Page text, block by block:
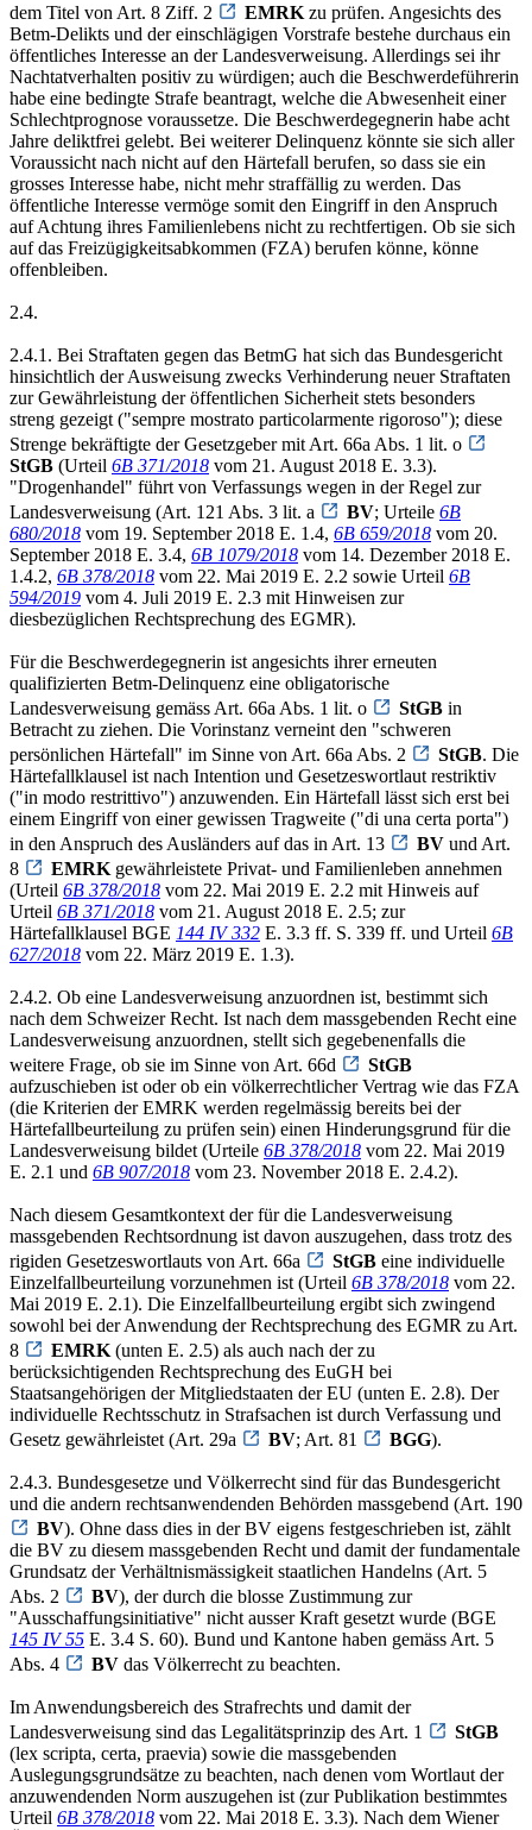
dem Titel von Art. 8 Ziff. 2
EMRK zu prüfen. Angesichts des
Betm-Delikts und der einschlägigen Vorstrafe bestehe durchaus ein
öffentliches Interesse an der Landesverweisung. Allerdings sei ihr
Nachtatverhalten positiv zu würdigen; auch die Beschwerdeführerin
habe eine bedingte Strafe beantragt, welche die Abwesenheit einer
Schlechtprognose voraussetze. Die Beschwerdegegnerin habe acht
Jahre deliktfrei gelebt. Bei weiterer Delinquenz könnte sie sich aller
Voraussicht nach nicht auf den Härtefall berufen, so dass sie ein
grosses Interesse habe, nicht mehr straffällig zu werden. Das
öffentliche Interesse vermöge somit den Eingriff in den Anspruch
auf Achtung ihres Familienlebens nicht zu rechtfertigen. Ob sie sich
auf das Freizügigkeitsabkommen (FZA) berufen könne, könne
offenbleiben.
2.4.
2.4.1. Bei Straftaten gegen das BetmG hat sich das Bundesgericht
hinsichtlich der Ausweisung zwecks Verhinderung neuer Straftaten
zur Gewährleistung der öffentlichen Sicherheit stets besonders
streng gezeigt ("sempre mostrato particolarmente rigoroso"); diese
Strenge bekräftigte der Gesetzgeber mit Art. 66a Abs. 1 lit. o
StGB (Urteil 6B 371/2018 vom 21. August 2018 E. 3.3).
"Drogenhandel" führt von Verfassungs wegen in der Regel zur
Landesverweisung (Art. 121 Abs. 3 lit. a
BV; Urteile 6B
680/2018 vom 19. September 2018 E. 1.4, 6B 659/2018 vom 20.
September 2018 E. 3.4, 6B 1079/2018 vom 14. Dezember 2018 E.
1.4.2, 6B 378/2018 vom 22. Mai 2019 E. 2.2 sowie Urteil 6B
594/2019 vom 4. Juli 2019 E. 2.3 mit Hinweisen zur
diesbezüglichen Rechtsprechung des EGMR).
Für die Beschwerdegegnerin ist angesichts ihrer erneuten
qualifizierten Betm-Delinquenz eine obligatorische
Landesverweisung gemäss Art. 66a Abs. 1 lit. o
StGB in
Betracht zu ziehen. Die Vorinstanz verneint den "schweren
persönlichen Härtefall" im Sinne von Art. 66a Abs. 2
StGB. Die
Härtefallklausel ist nach Intention und Gesetzeswortlaut restriktiv
("in modo restrittivo") anzuwenden. Ein Härtefall lässt sich erst bei
einem Eingriff von einer gewissen Tragweite ("di una certa porta")
in den Anspruch des Ausländers auf das in Art. 13
BV und Art.
8
EMRK gewährleistete Privat- und Familienleben annehmen
(Urteil 6B 378/2018 vom 22. Mai 2019 E. 2.2 mit Hinweis auf
Urteil 6B 371/2018 vom 21. August 2018 E. 2.5; zur
Härtefallklausel BGE 144 IV 332 E. 3.3 ff. S. 339 ff. und Urteil 6B
627/2018 vom 22. März 2019 E. 1.3).
2.4.2. Ob eine Landesverweisung anzuordnen ist, bestimmt sich
nach dem Schweizer Recht. Ist nach dem massgebenden Recht eine
Landesverweisung anzuordnen, stellt sich gegebenenfalls die
weitere Frage, ob sie im Sinne von Art. 66d
StGB
aufzuschieben ist oder ob ein völkerrechtlicher Vertrag wie das FZA
(die Kriterien der EMRK werden regelmässig bereits bei der
Härtefallbeurteilung zu prüfen sein) einen Hinderungsgrund für die
Landesverweisung bildet (Urteile 6B 378/2018 vom 22. Mai 2019
E. 2.1 und 6B 907/2018 vom 23. November 2018 E. 2.4.2).
Nach diesem Gesamtkontext der für die Landesverweisung
massgebenden Rechtsordnung ist davon auszugehen, dass trotz des
rigiden Gesetzeswortlauts von Art. 66a
StGB eine individuelle
Einzelfallbeurteilung vorzunehmen ist (Urteil 6B 378/2018 vom 22.
Mai 2019 E. 2.1). Die Einzelfallbeurteilung ergibt sich zwingend
sowohl bei der Anwendung der Rechtsprechung des EGMR zu Art.
8
EMRK (unten E. 2.5) als auch nach der zu
berücksichtigenden Rechtsprechung des EuGH bei
Staatsangehörigen der Mitgliedstaaten der EU (unten E. 2.8). Der
individuelle Rechtsschutz in Strafsachen ist durch Verfassung und
Gesetz gewährleistet (Art. 29a
BV; Art. 81 BGG).
2.4.3. Bundesgesetze und Völkerrecht sind für das Bundesgericht
und die andern rechtsanwendenden Behörden massgebend (Art. 190
BV). Ohne dass dies in der BV eigens festgeschrieben ist, zählt
die BV zu diesem massgebenden Recht und damit der fundamentale
Grundsatz der Verhältnismässigkeit staatlichen Handelns (Art. 5
Abs. 2
BV), der durch die blosse Zustimmung zur
"Ausschaffungsinitiative" nicht ausser Kraft gesetzt wurde (BGE
145 IV 55 E. 3.4 S. 60). Bund und Kantone haben gemäss Art. 5
Abs. 4
BV das Völkerrecht zu beachten.
Im Anwendungsbereich des Strafrechts und damit der
Landesverweisung sind das Legalitätsprinzip des Art. 1
StGB
(lex scripta, certa, praevia) sowie die massgebenden
Auslegungsgrundsätze zu beachten, nach denen vom Wortlaut der
anzuwendenden Norm auszugehen ist (zur Publikation bestimmtes
Urteil 6B 378/2018 vom 22. Mai 2018 E. 3.3). Nach dem Wiener